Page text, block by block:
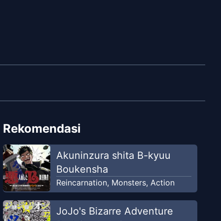
Rekomendasi
Akuninzura shita B-kyuu
Boukensha
Reincarnation, Monsters, Action
JoJo's Bizarre Adventure